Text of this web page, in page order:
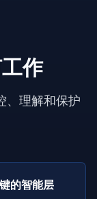
作
、理解和保护
的智能层